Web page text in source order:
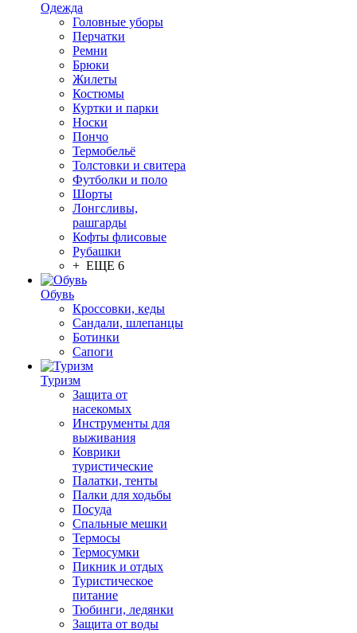
Одежда
Головные уборы
Перчатки
Ремни
Брюки
Жилеты
Костюмы
Куртки и парки
Носки
Пончо
Термобельё
Толстовки и свитера
Футболки и поло
Шорты
Лонгсливы,
рашгарды
Кофты флисовые
Рубашки
+ ЕЩЕ 6
Обувь
Кроссовки, кеды
Сандали, шлепанцы
Ботинки
Сапоги
Туризм
Защита от
насекомых
Инструменты для
выживания
Коврики
туристические
Палатки, тенты
Палки для ходьбы
Посуда
Спальные мешки
Термосы
Термосумки
Пикник и отдых
Туристическое
питание
Тюбинги, ледянки
Защита от воды